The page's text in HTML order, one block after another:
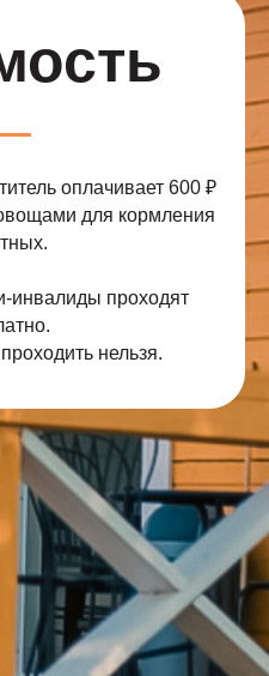
оплачивает 600 ₽
для кормления
инвалиды проходят
нельзя.